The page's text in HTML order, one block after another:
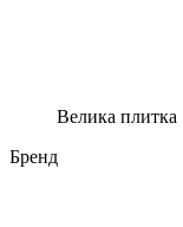
Велика плитка
Бренд